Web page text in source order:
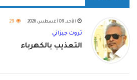
الأحد, 09 أغسطس 2026 29
ثروت جيزاني
التعذيب بالكهرباء